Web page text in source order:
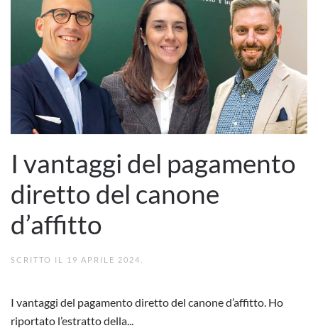
I vantaggi del pagamento
diretto del canone
d’affitto
SCRITTO IL 19 APRILE 2024
I vantaggi del pagamento diretto del canone d’affitto. Ho
riportato l’estratto della...